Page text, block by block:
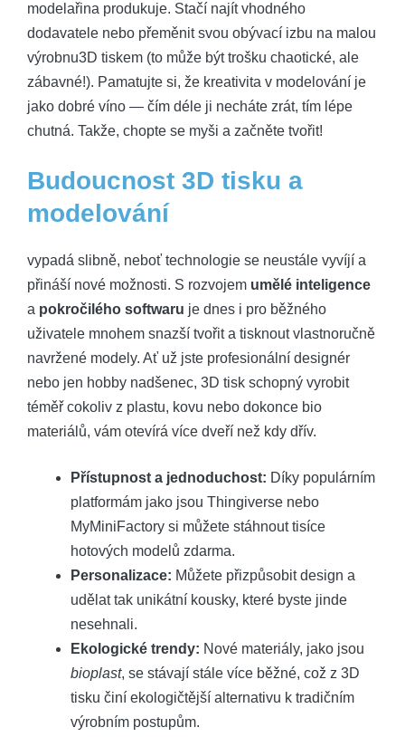
modelařina produkuje. Stačí najít vhodného
dodavatele nebo přeměnit svou obývací izbu na malou
výrobnu3D tiskem (to může být trošku chaotické, ale
zábavné!). Pamatujte si, že kreativita v modelování je
jako dobré víno — čím déle ji necháte zrát, tím lépe
chutná. Takže, chopte se myši a začněte tvořit!
Budoucnost 3D tisku a
modelování
vypadá slibně, neboť technologie se neustále vyvíjí a
přináší nové možnosti. S rozvojem umělé inteligence
a pokročilého softwaru je dnes i pro běžného
uživatele mnohem snazší tvořit a tisknout vlastnoručně
navržené modely. Ať už jste profesionální designér
nebo jen hobby nadšenec, 3D tisk schopný vyrobit
téměř cokoliv z plastu, kovu nebo dokonce bio
materiálů, vám otevírá více dveří než kdy dřív.
Přístupnost a jednoduchost: Díky populárním
platformám jako jsou Thingiverse nebo
MyMiniFactory si můžete stáhnout tisíce
hotových modelů zdarma.
Personalizace: Můžete přizpůsobit design a
udělat tak unikátní kousky, které byste jinde
nesehnali.
Ekologické trendy: Nové materiály, jako jsou
bioplast, se stávají stále více běžné, což z 3D
tisku činí ekologičtější alternativu k tradičním
výrobním postupům.